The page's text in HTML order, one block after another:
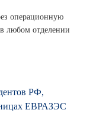
операционную
любом отделении
РФ,
ЕВРАЗЭС